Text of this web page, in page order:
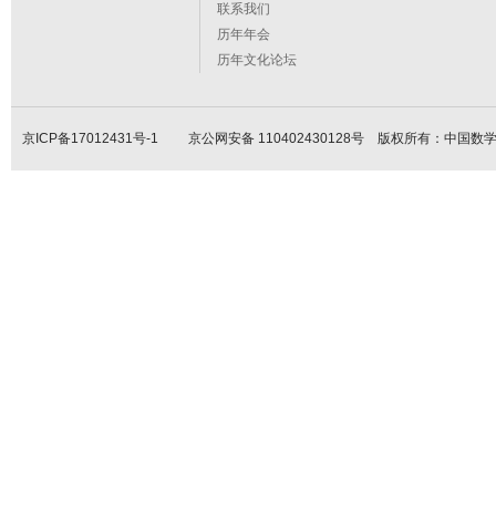
联系我们
历年年会
历年文化论坛
京ICP备17012431号-1 京公网安备 110402430128号 版权所有：中国